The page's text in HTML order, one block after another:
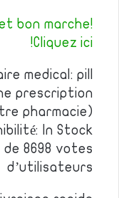
bon marche!
Cliquez ici!
medical: pill
prescription
pharmacie)
In Stock!
8698 votes
d’utilisateurs